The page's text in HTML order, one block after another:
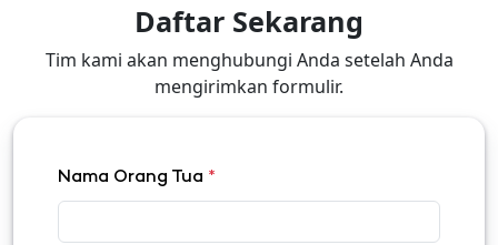
Daftar Sekarang
Tim kami akan menghubungi Anda setelah Anda
mengirimkan formulir.
Nama Orang Tua *